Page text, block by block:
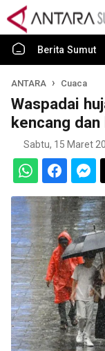
Berita Sumut
ANTARA Cuaca
Waspadai
kencang
Sabtu, 15 Maret